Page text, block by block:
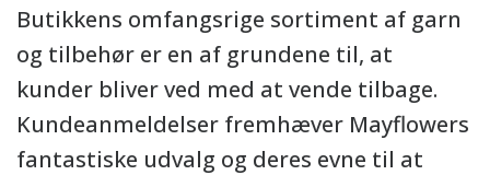
Butikkens omfangsrige sortiment af garn
og tilbehør er en af grundene til, at
kunder bliver ved med at vende tilbage.
Kundeanmeldelser fremhæver Mayflowers
fantastiske udvalg og deres evne til at